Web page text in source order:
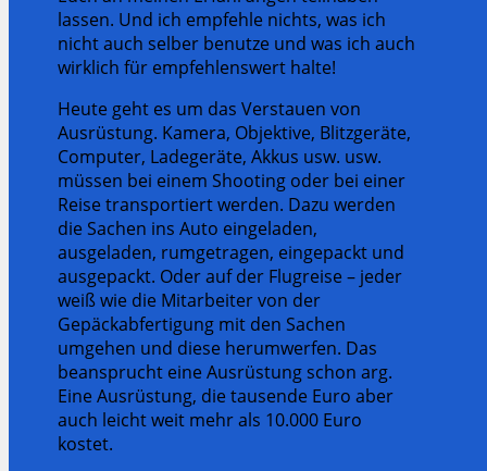
lassen. Und ich empfehle nichts, was ich
nicht auch selber benutze und was ich auch
wirklich für empfehlenswert halte!
Heute geht es um das Verstauen von
Ausrüstung. Kamera, Objektive, Blitzgeräte,
Computer, Ladegeräte, Akkus usw. usw.
müssen bei einem Shooting oder bei einer
Reise transportiert werden. Dazu werden
die Sachen ins Auto eingeladen,
ausgeladen, rumgetragen, eingepackt und
ausgepackt. Oder auf der Flugreise – jeder
weiß wie die Mitarbeiter von der
Gepäckabfertigung mit den Sachen
umgehen und diese herumwerfen. Das
beansprucht eine Ausrüstung schon arg.
Eine Ausrüstung, die tausende Euro aber
auch leicht weit mehr als 10.000 Euro
kostet.